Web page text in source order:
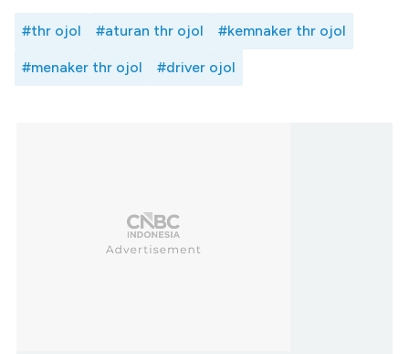
#thr ojol #aturan thr ojol #kemnaker thr ojol
#menaker thr ojol #driver ojol